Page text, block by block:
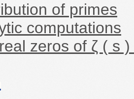
of primes
computations
zeros of ζ ( s